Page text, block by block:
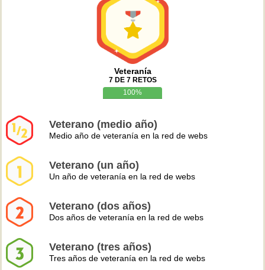
Veteranía
7 DE 7 RETOS
100%
Veterano (medio año)
Medio año de veteranía en la red de webs
Veterano (un año)
Un año de veteranía en la red de webs
Veterano (dos años)
Dos años de veteranía en la red de webs
Veterano (tres años)
Tres años de veteranía en la red de webs